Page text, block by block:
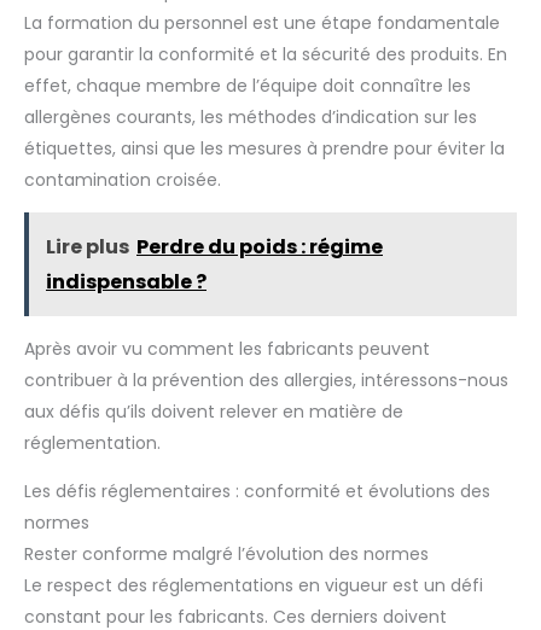
environnements éducatifs et scientifiques. Acier inoxydable
de qualité alimentaire : entièrement fabriqué en acier
inoxydable 304 pour toutes les surfaces de contact et le
boîtier, ce mélangeur dispose de surfaces intérieures et
extérieures polies miroir pour un nettoyage sans effort et
une résistance supérieure à la corrosion, répondant aux
normes d'hygiène dans les secteurs pharmaceutique et
alimentaire. Tambour rotatif à 360° : la rotation du tambour
du matériau, amélioré par un agitateur interne à grande
pour les matériaux à faible fluidité. Applications
polyvalentes : idéal pour mélanger des produits
pharmaceutiques, des poudres chimiques, des granulés
alimentaires et des additifs alimentaires, ce mélangeur
La formation du personnel est une étape fondamentale
pour garantir la conformité et la sécurité des produits. En
effet, chaque membre de l’équipe doit connaître les
allergènes courants, les méthodes d’indication sur les
étiquettes, ainsi que les mesures à prendre pour éviter la
contamination croisée.
Lire plus Perdre du poids : régime
indispensable ?
Après avoir vu comment les fabricants peuvent
contribuer à la prévention des allergies, intéressons-nous
aux défis qu’ils doivent relever en matière de
réglementation.
Les défis réglementaires : conformité et évolutions des
normes
Rester conforme malgré l’évolution des normes
Le respect des réglementations en vigueur est un défi
constant pour les fabricants. Ces derniers doivent